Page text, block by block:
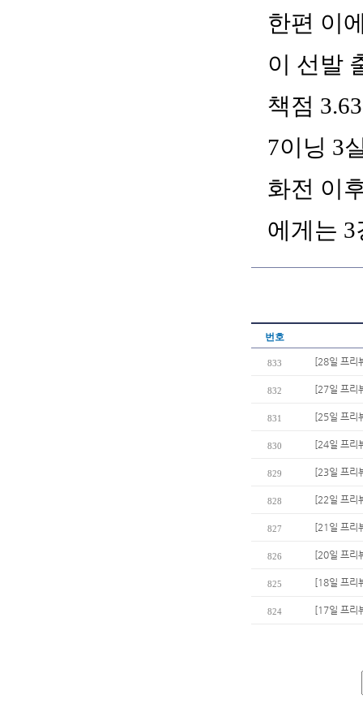
한편 이
이 선발
책점
7이닝 3
화전 이
에게는
번호
833 [28일 프리
832 [27일 프리
831 [25일 프리
830 [24일 프리
829 [23일 프리
828 [22일 프리
827 [21일 프리
826 [20일 프리
825 [18일 프리
824 [17일 프리